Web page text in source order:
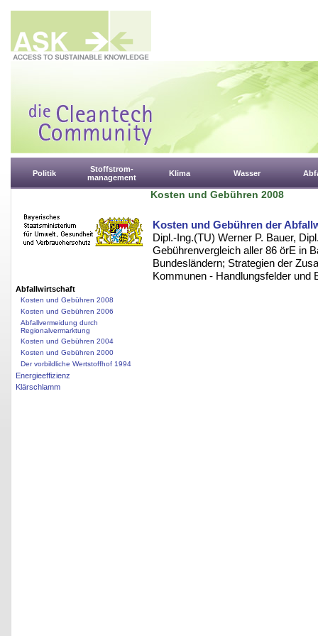
Politik
Stoffstrom-
management
Klima Wasser
Abfallwirtschaft
Kosten und Gebühren 2008
Kosten und Gebühren 2006
Abfallvermeidung durch
Regionalvermarktung
Kosten und Gebühren 2004
Kosten und Gebühren 2000
Der vorbildliche Wertstoffhof 1994
Energieeffizienz
Klärschlamm
Kosten und Gebühren 2008
Kosten und Gebühren der
Dipl.-Ing.(TU) Werner P. Bauer,
Gebührenvergleich aller 86 örE in
Bundesländern; Strategien der
Kommunen - Handlungsfelder und